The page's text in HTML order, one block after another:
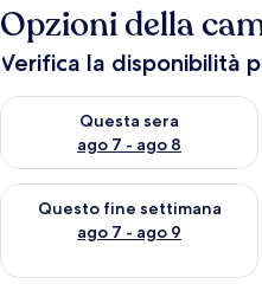
Opzioni della
Verifica la disponibilità
Questa sera
ago 7 - ago 8
Verifica la disponibilità per
Questo fine settimana
ago 7 - ago 9
Verifica la disponibilità per